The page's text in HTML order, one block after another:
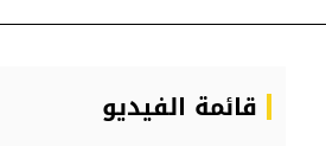
قائمة الفيديو